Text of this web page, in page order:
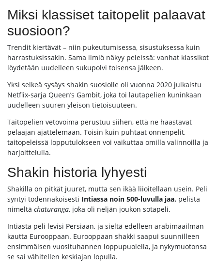
Miksi klassiset taitopelit palaavat
suosioon?
Trendit kiertävät – niin pukeutumisessa, sisustuksessa kuin
harrastuksissakin. Sama ilmiö näkyy peleissä: vanhat klassikot
löydetään uudelleen sukupolvi toisensa jälkeen.
Yksi selkeä sysäys shakin suosiolle oli vuonna 2020 julkaistu
Netflix-sarja Queen’s Gambit, joka toi lautapelien kuninkaan
uudelleen suuren yleisön tietoisuuteen.
Taitopelien vetovoima perustuu siihen, että ne haastavat
pelaajan ajattelemaan. Toisin kuin puhtaat onnenpelit,
taitopeleissä lopputulokseen voi vaikuttaa omilla valinnoilla ja
harjoittelulla.
Shakin historia lyhyesti
Shakilla on pitkät juuret, mutta sen ikää liioitellaan usein. Peli
syntyi todennäköisesti Intiassa noin 500-luvulla jaa. pelistä
nimeltä chaturanga, joka oli neljän joukon sotapeli.
Intiasta peli levisi Persiaan, ja sieltä edelleen arabimaailman
kautta Eurooppaan. Eurooppaan shakki saapui suunnilleen
ensimmäisen vuosituhannen loppupuolella, ja nykymuotonsa
se sai vähitellen keskiajan lopulla.